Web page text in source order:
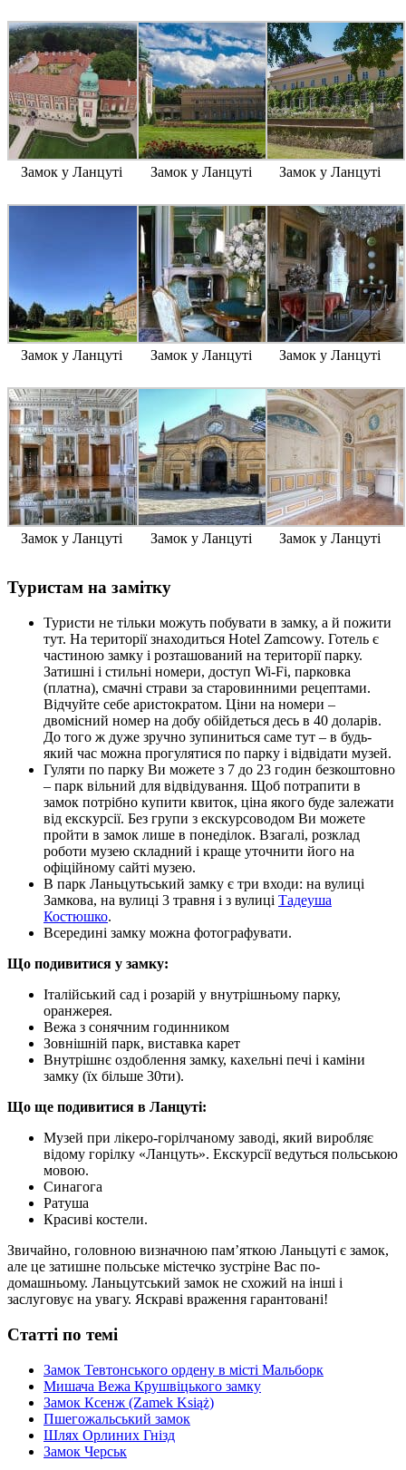
Замок у Ланцуті Замок у Ланцуті Замок у Ланцуті
Замок у Ланцуті Замок у Ланцуті Замок у Ланцуті
Замок у Ланцуті Замок у Ланцуті Замок у Ланцуті
Туристам на замітку
Туристи не тільки можуть побувати в замку, а й пожити
тут. На території знаходиться Hotel Zamcowy. Готель є
частиною замку і розташований на території парку.
Затишні і стильні номери, доступ Wi-Fi, парковка
(платна), смачні страви за старовинними рецептами.
Відчуйте себе аристократом. Ціни на номери –
двомісний номер на добу обійдеться десь в 40 доларів.
До того ж дуже зручно зупиниться саме тут – в будь-
який час можна прогулятися по парку і відвідати музей.
Гуляти по парку Ви можете з 7 до 23 годин безкоштовно
– парк вільний для відвідування. Щоб потрапити в
замок потрібно купити квиток, ціна якого буде залежати
від екскурсії. Без групи з екскурсоводом Ви можете
пройти в замок лише в понеділок. Взагалі, розклад
роботи музею складний і краще уточнити його на
офіційному сайті музею.
В парк Ланьцутьський замку є три входи: на вулиці
Замкова, на вулиці 3 травня і з вулиці Тадеуша
Костюшко.
Всередині замку можна фотографувати.
Що подивитися у замку:
Італійський сад і розарій у внутрішньому парку,
оранжерея.
Вежа з сонячним годинником
Зовнішній парк, виставка карет
Внутрішнє оздоблення замку, кахельні печі і каміни
замку (їх більше 30ти).
Що ще подивитися в Ланцуті:
Музей при лікеро-горілчаному заводі, який виробляє
відому горілку «Ланцуть». Екскурсії ведуться польською
мовою.
Синагога
Ратуша
Красиві костели.
Звичайно, головною визначною пам’яткою Ланьцуті є замок,
але це затишне польське містечко зустріне Вас по-
домашньому. Ланьцутський замок не схожий на інші і
заслуговує на увагу. Яскраві враження гарантовані!
Статті по темі
Замок Тевтонського ордену в місті Мальборк
Мишача Вежа Крушвіцького замку
Замок Ксенж (Zamek Książ)
Пшегожальський замок
Шлях Орлиних Гнізд
Замок Черськ